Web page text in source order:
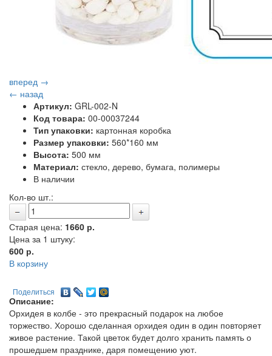
вперед →
← назад
Артикул: GRL-002-N
Код товара: 00-00037244
Тип упаковки: картонная коробка
Размер упаковки: 560*160 мм
Высота: 500 мм
Материал: стекло, дерево, бумага, полимеры
В наличии
Кол-во шт.:
Старая цена: 1660 р.
Цена за 1 штуку:
600 р.
В корзину
Поделиться
Описание:
Орхидея в колбе - это прекрасный подарок на любое
торжество. Хорошо сделанная орхидея один в один повторяет
живое растение. Такой цветок будет долго хранить память о
прошедшем празднике, даря помещению уют.